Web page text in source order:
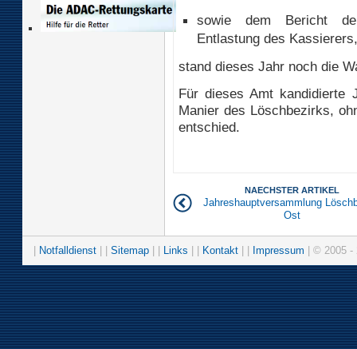
sowie dem Bericht
Entlastung des
stand dieses Jahr noch die
Für dieses Amt kandidierte
Manier des Löschbezirks,
entschied.
NAECHSTER ARTIKEL
Jahreshauptversammlung
Ost
Notfalldienst Sitemap Links Kontakt Impressum | © 2005 -